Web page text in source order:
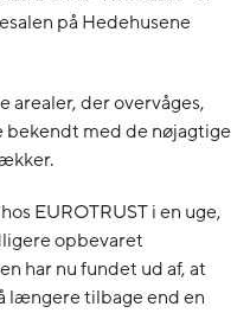
på Hedehusene
arealer, der overvåges,
bekendt med de nøjagtige
EUROTRUST i en uge,
opbevaret
har nu fundet ud af, at
længere tilbage end en